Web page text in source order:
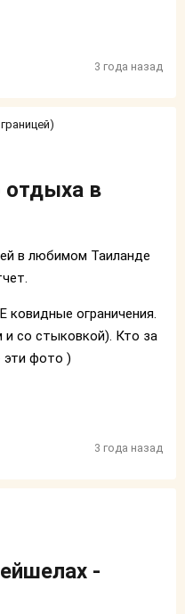
3 года назад
отдыха в
в любимом Таиланде
ковидные ограничения.
со стыковкой). Кто за
эти фото )
3 года назад
-